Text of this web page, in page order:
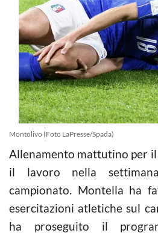
Montolivo (Foto LaPresse/Spada)
Allenamento mattutino per il
il lavoro nella
campionato. Montella ha
esercitazioni atletiche sul
ha proseguito il